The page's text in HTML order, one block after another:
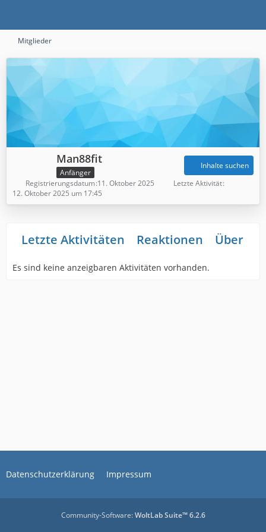
Mitglieder
Man88fit
Anfänger
Inhalte suchen
Registrierungsdatum 11. Oktober 2025
Letzte Aktivität
12. Oktober 2025 um 17:45
Letzte Aktivitäten Reaktionen Über
Es sind keine anzeigbaren Aktivitäten vorhanden.
Datenschutzerklärung Impressum
Community-Software:WoltLab Suite™ 6.2.6